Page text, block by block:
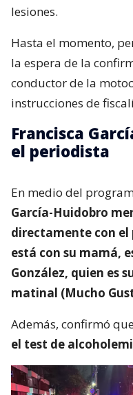
lesiones.
Hasta el momento,
la espera de la
conductor de la
instrucciones de
Francisca
el periodista
En medio del
García-Huidobro
directamente con el
está con su mamá,
González, quien es
matinal (Mucho
Además, confirmó
el test de